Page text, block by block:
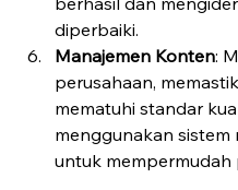
diperbaiki.
Manajemen Konten:
perusahaan,
mematuhi standar
menggunakan sistem
untuk